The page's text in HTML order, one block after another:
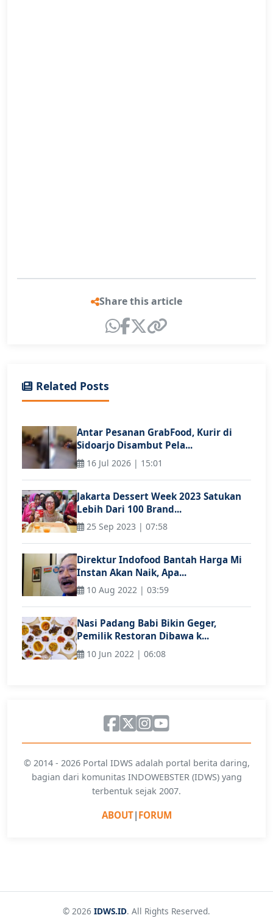
Share this article
Related Posts
Antar Pesanan GrabFood, Kurir di
Sidoarjo Disambut Pela...
16 Jul 2026 | 15:01
Jakarta Dessert Week 2023 Satukan
Lebih Dari 100 Brand...
25 Sep 2023 | 07:58
Direktur Indofood Bantah Harga Mi
Instan Akan Naik, Apa...
10 Aug 2022 | 03:59
Nasi Padang Babi Bikin Geger,
Pemilik Restoran Dibawa k...
10 Jun 2022 | 06:08
© 2014 - 2026 Portal IDWS adalah portal berita daring,
bagian dari komunitas INDOWEBSTER (IDWS) yang
terbentuk sejak 2007.
ABOUT| FORUM
© 2026 IDWS.ID. All Rights Reserved.